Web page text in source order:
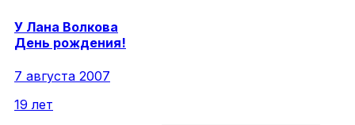
У Лана Волкова
День рождения!
7 августа 2007
19 лет